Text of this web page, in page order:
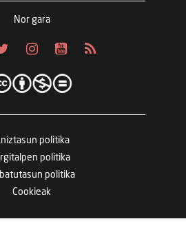
Nor gara
politika
politika
politika
Cookieak